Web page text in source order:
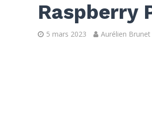
Raspberry
5 mars 2023 Aurélien Brunet